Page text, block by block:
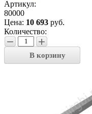
Артикул:
80000
Цена: 10 693 руб.
Количество:
− +
В корзину